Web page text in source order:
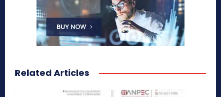
Related Articles